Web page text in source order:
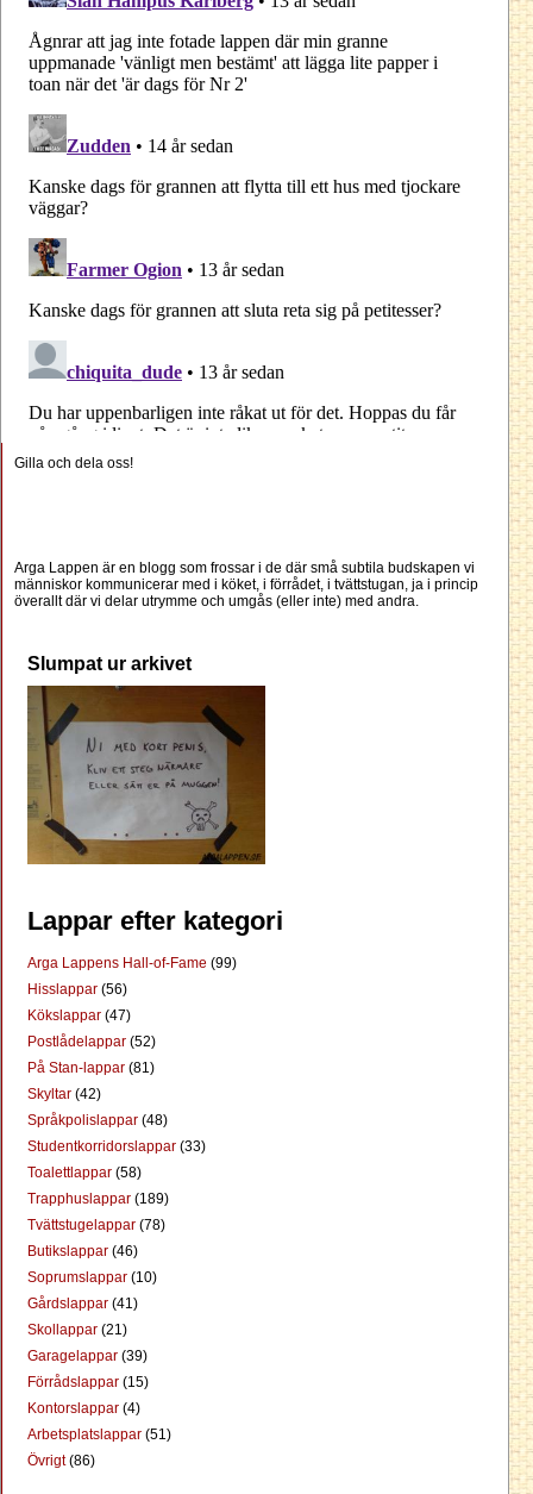
Gilla och dela oss!
Arga Lappen är en blogg som frossar i de där små subtila budskapen vi
människor kommunicerar med i köket, i förrådet, i tvättstugan, ja i princip
överallt där vi delar utrymme och umgås (eller inte) med andra.
Slumpat ur arkivet
Lappar efter kategori
Arga Lappens Hall-of-Fame (99)
Hisslappar (56)
Kökslappar (47)
Postlådelappar (52)
På Stan-lappar (81)
Skyltar (42)
Språkpolislappar (48)
Studentkorridorslappar (33)
Toalettlappar (58)
Trapphuslappar (189)
Tvättstugelappar (78)
Butikslappar (46)
Soprumslappar (10)
Gårdslappar (41)
Skollappar (21)
Garagelappar (39)
Förrådslappar (15)
Kontorslappar (4)
Arbetsplatslappar (51)
Övrigt(86)